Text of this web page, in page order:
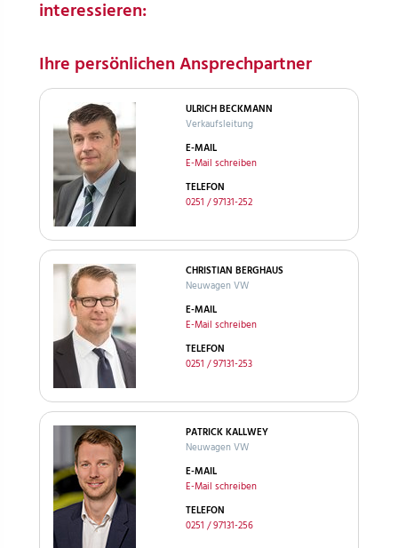
interessieren:
Ihre persönlichen Ansprechpartner
ULRICH BECKMANN
Verkaufsleitung
E-MAIL
E-Mail schreiben
TELEFON
0251 / 97131-252
CHRISTIAN BERGHAUS
Neuwagen VW
E-MAIL
E-Mail schreiben
TELEFON
0251 / 97131-253
PATRICK KALLWEY
Neuwagen VW
E-MAIL
E-Mail schreiben
TELEFON
0251 / 97131-256